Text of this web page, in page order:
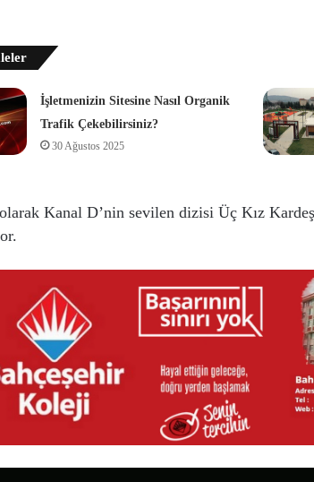
İşletmenizin Sitesine Nasıl Organik
Trafik Çekebilirsiniz?
30 Ağustos 2025
Kanal D’nin sevilen dizisi Üç Kız